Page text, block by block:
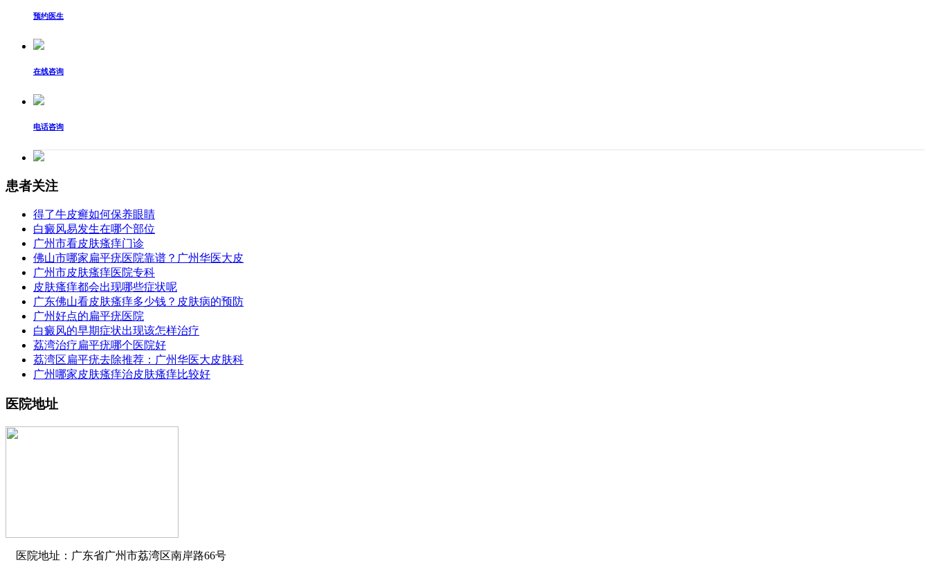
预约医生
在线咨询
电话咨询
患者关注
得了牛皮癣如何保养眼睛
白癜风易发生在哪个部位
广州市看皮肤瘙痒门诊
佛山市哪家扁平疣医院靠谱？广州华医大皮
广州市皮肤瘙痒医院专科
皮肤瘙痒都会出现哪些症状呢
广东佛山看皮肤瘙痒多少钱？皮肤病的预防
广州好点的扁平疣医院
白癜风的早期症状出现该怎样治疗
荔湾治疗扁平疣哪个医院好
荔湾区扁平疣去除推荐：广州华医大皮肤科
广州哪家皮肤瘙痒治皮肤瘙痒比较好
医院地址
医院地址：广东省广州市荔湾区南岸路66号